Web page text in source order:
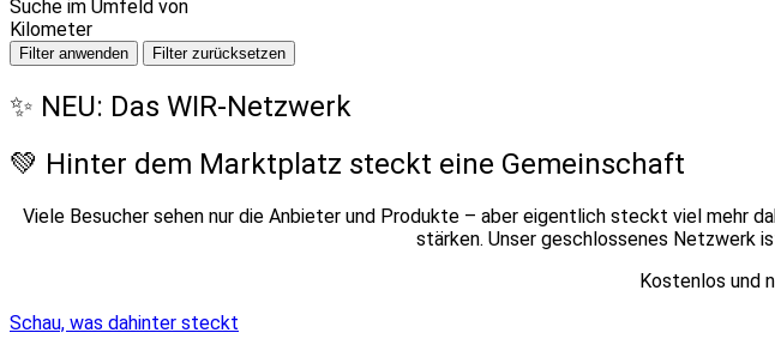
Suche im Umfeld von
Kilometer
Filter anwenden Filter zurücksetzen
✨ NEU: Das WIR-Netzwerk
💚 Hinter dem Marktplatz steckt eine Gemeinschaft
Viele Besucher sehen nur die Anbieter und Produkte – aber eigentlich steckt viel mehr
stärken. Unser geschlossenes Netzwerk
Kostenlos und
Schau, was dahinter steckt